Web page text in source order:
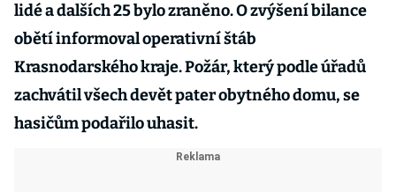
lidé a dalších 25 bylo zraněno. O zvýšení bilance
obětí informoval operativní štáb
Krasnodarského kraje. Požár, který podle úřadů
zachvátil všech devět pater obytného domu, se
hasičům podařilo uhasit.